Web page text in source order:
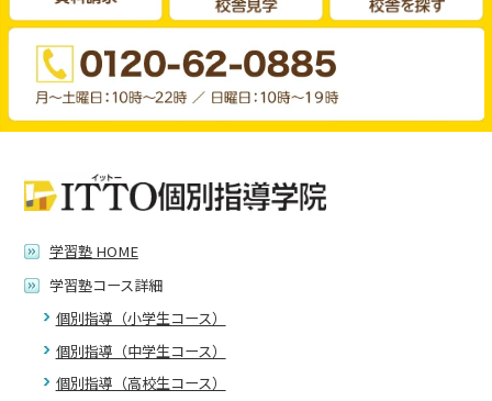
学習塾 HOME
学習塾コース詳細
個別指導（小学生コース）
個別指導（中学生コース）
個別指導（高校生コース）